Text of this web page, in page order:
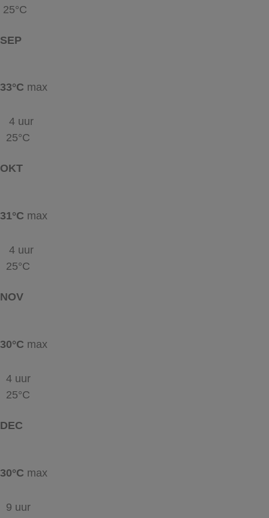
25°C
SEP
33°C max
4 uur
25°C
OKT
31°C max
4 uur
25°C
NOV
30°C max
4 uur
25°C
DEC
30°C max
9 uur